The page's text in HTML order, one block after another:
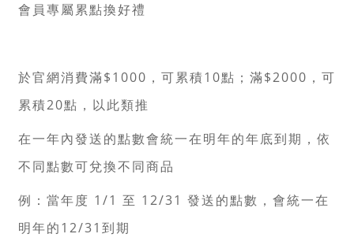
會員專屬累點換好禮
於官網消費滿$1000，可累積10點；滿$2000，可
累積20點，以此類推
在一年內發送的點數會統一在明年的年底到期，依
不同點數可兌換不同商品
例：當年度 1/1 至 12/31 發送的點數，會統一在
明年的12/31到期